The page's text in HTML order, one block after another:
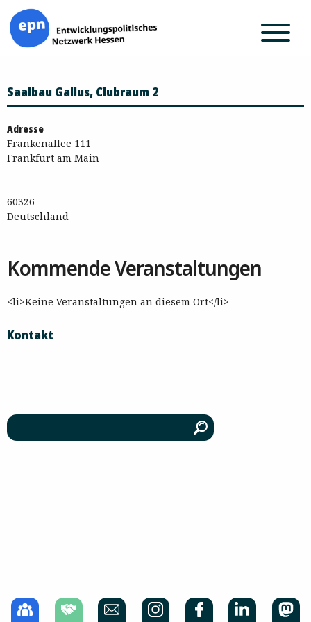
Inhalt
springen
Saalbau Gallus, Clubraum 2
Adresse
Frankenallee 111
Frankfurt am Main
60326
Deutschland
Kommende Veranstaltungen
<li>Keine Veranstaltungen an diesem Ort</li>
Kontakt